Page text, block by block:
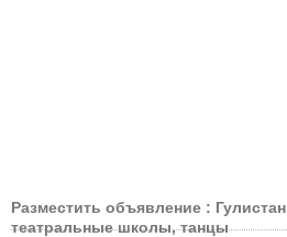
Разместить объявление :
театральные школы, танцы